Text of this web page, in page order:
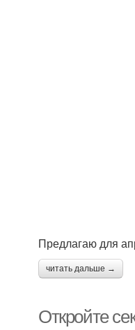
Предлагаю для
читать дальше →
Откройте